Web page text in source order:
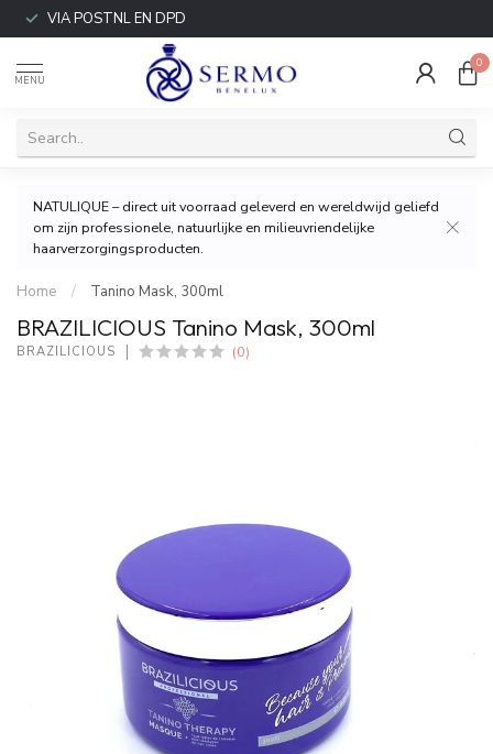
VIA POSTNL EN DPD
MENU
0
NATULIQUE – direct uit voorraad geleverd en wereldwijd geliefd
om zijn professionele, natuurlijke en milieuvriendelijke
haarverzorgingsproducten.
Home / Tanino Mask, 300ml
BRAZILICIOUS Tanino Mask, 300ml
BRAZILICIOUS (0)